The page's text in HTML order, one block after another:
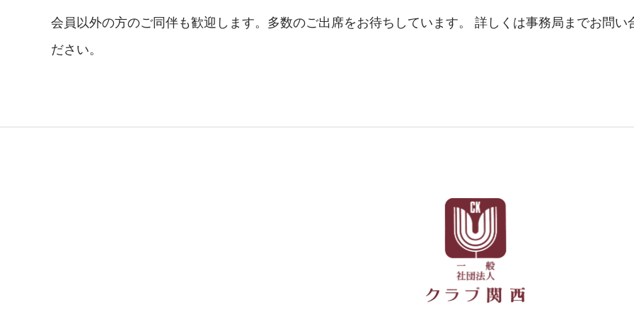
会員以外の方のご同伴も歓迎します。多数のご出席をお待ちしています。 詳しくは事務局までお問い
ださい。